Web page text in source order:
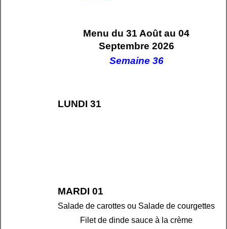
Menu du 31 Août au 04
Septembre 2026
Semaine 36
LUNDI 31
MARDI 01
Salade de carottes ou Salade de courgettes
Filet de dinde sauce à la crème